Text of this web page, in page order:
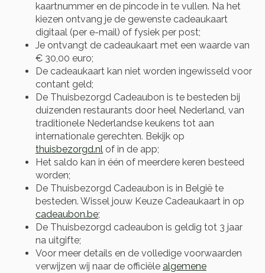
kaartnummer en de pincode in te vullen. Na het
kiezen ontvang je de gewenste cadeaukaart
digitaal (per e-mail) of fysiek per post;
Je ontvangt de cadeaukaart met een waarde van
€ 30,00 euro;
De cadeaukaart kan niet worden ingewisseld voor
contant geld;
De Thuisbezorgd Cadeaubon is te besteden bij
duizenden restaurants door heel Nederland, van
traditionele Nederlandse keukens tot aan
internationale gerechten. Bekijk op
thuisbezorgd.nl of in de app;
Het saldo kan in één of meerdere keren besteed
worden;
De Thuisbezorgd Cadeaubon is in België te
besteden. Wissel jouw Keuze Cadeaukaart in op
cadeaubon.be;
De Thuisbezorgd cadeaubon is geldig tot 3 jaar
na uitgifte;
Voor meer details en de volledige voorwaarden
verwijzen wij naar de officiële algemene